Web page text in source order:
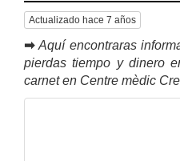
Actualizado hace 7 años
➡ Aquí encontraras
pierdas tiempo y dinero
carnet en Centre mèdic